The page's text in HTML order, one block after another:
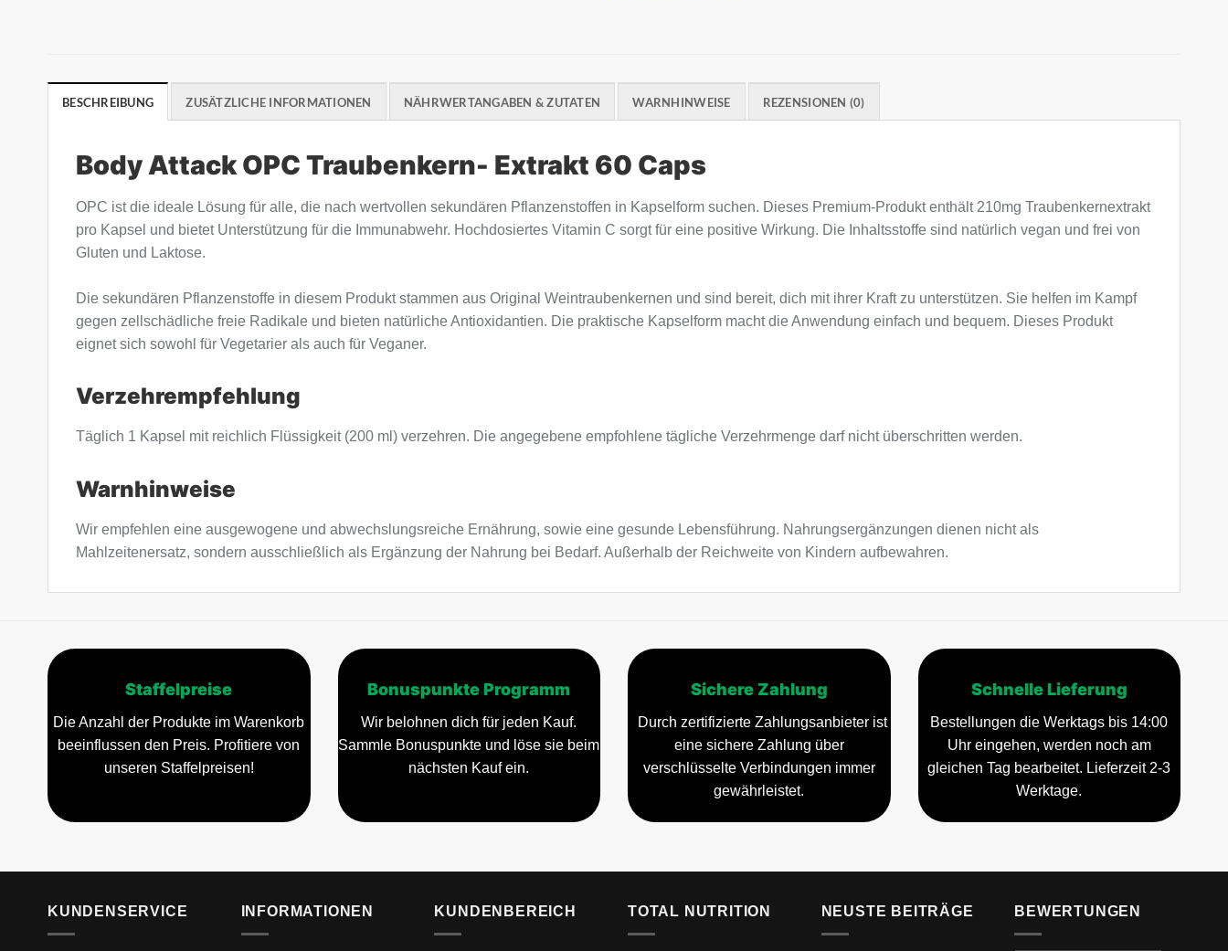
BESCHREIBUNG ZUSÄTZLICHE INFORMATIONEN NÄHRWERTANGABEN & ZUTATEN WARNHINWEISE REZENSIONEN (0)
Body Attack OPC Traubenkern- Extrakt 60 Caps
OPC ist die ideale Lösung für alle, die nach wertvollen sekundären Pflanzenstoffen in Kapselform suchen. Dieses Premium-Produkt enthält 210mg Traubenkernextrakt
pro Kapsel und bietet Unterstützung für die Immunabwehr. Hochdosiertes Vitamin C sorgt für eine positive Wirkung. Die Inhaltsstoffe sind natürlich vegan und frei von
Gluten und Laktose.
Die sekundären Pflanzenstoffe in diesem Produkt stammen aus Original Weintraubenkernen und sind bereit, dich mit ihrer Kraft zu unterstützen. Sie helfen im Kampf
gegen zellschädliche freie Radikale und bieten natürliche Antioxidantien. Die praktische Kapselform macht die Anwendung einfach und bequem. Dieses Produkt
eignet sich sowohl für Vegetarier als auch für Veganer.
Verzehrempfehlung
Täglich 1 Kapsel mit reichlich Flüssigkeit (200 ml) verzehren. Die angegebene empfohlene tägliche Verzehrmenge darf nicht überschritten werden.
Warnhinweise
Wir empfehlen eine ausgewogene und abwechslungsreiche Ernährung, sowie eine gesunde Lebensführung. Nahrungsergänzungen dienen nicht als
Mahlzeitenersatz, sondern ausschließlich als Ergänzung der Nahrung bei Bedarf. Außerhalb der Reichweite von Kindern aufbewahren.
Staffelpreise
Die Anzahl der Produkte im Warenkorb
beeinflussen den Preis. Profitiere von
unseren Staffelpreisen!
Bonuspunkte Programm
Wir belohnen dich für jeden Kauf.
Sammle Bonuspunkte und löse sie beim
nächsten Kauf ein.
Sichere Zahlung
Durch zertifizierte Zahlungsanbieter ist
eine sichere Zahlung über
verschlüsselte Verbindungen immer
gewährleistet.
Schnelle Lieferung
Bestellungen die Werktags bis 14:00
Uhr eingehen, werden noch am
gleichen Tag bearbeitet. Lieferzeit 2-3
Werktage.
KUNDENSERVICE INFORMATIONEN KUNDENBEREICH TOTAL NUTRITION NEUSTE BEITRÄGE BEWERTUNGEN